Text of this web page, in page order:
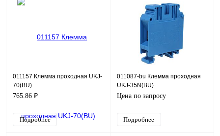
011157 Клемма проходная UKJ-
70(BU)
765.86 ₽
Подробнее
011087-bu Клемма проходная
UKJ-35N(BU)
Цена по запросу
Подробнее